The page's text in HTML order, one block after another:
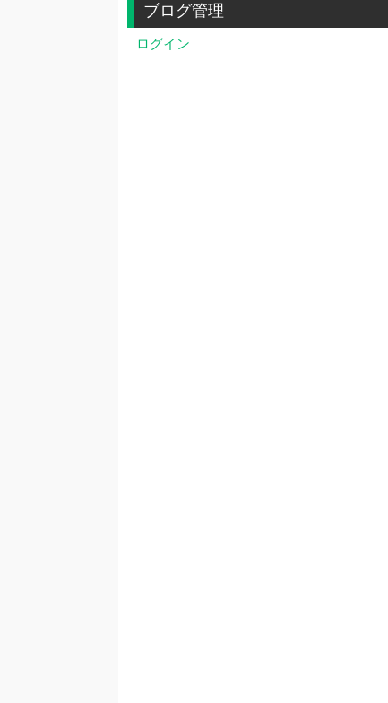
ブログ管理
ログイン